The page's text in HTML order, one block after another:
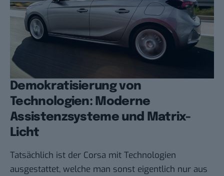
Demokratisierung von
Technologien: Moderne
Assistenzsysteme und Matrix-
Licht
Tatsächlich ist der Corsa mit Technologien
ausgestattet, welche man sonst eigentlich nur aus